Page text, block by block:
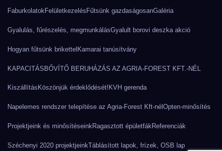
FaburkolatokFelületkezelés Fűtsünk gazdaságosanGaléria
Gyalulás, fűrészelés, megmunkálásGyalult borovi deszka akció
Hogyan fűtsünk brikettel Kamarai tanúsítvány
KAPACITÁSBŐVÍTŐ BERUHÁZÁS AZ AGRIA-FOREST KFT.-NÉL
Kiszállítás Köszönjük érdeklődését! KVH gerenda
Napelemes rendszer telepítése az Agria-Forest Kft-nél Opten-minősítés
Projektjeink és minősítéseinkRagasztott épületfákReferenciák
Széchenyi 2020 projektjeinkTáblásított lapok, frízek, OSB lap